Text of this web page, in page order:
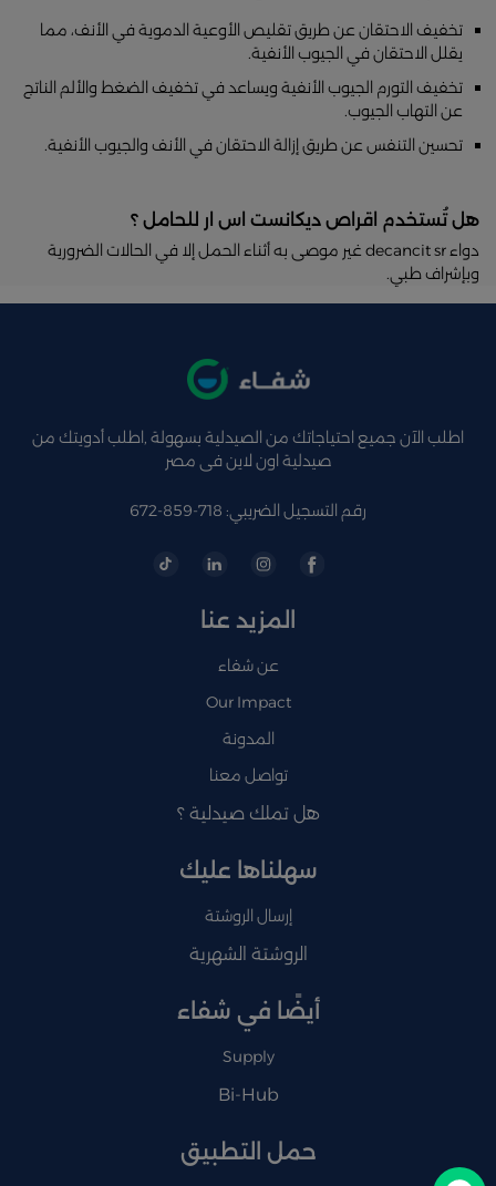
تخفيف الاحتقان عن طريق تقليص الأوعية الدموية في الأنف، مما
يقلل الاحتقان في الجيوب الأنفية.
تخفيف التورم الجيوب الأنفية ويساعد في تخفيف الضغط والألم الناتج
عن التهاب الجيوب.
تحسين التنفس عن طريق إزالة الاحتقان في الأنف والجيوب الأنفية.
هل تُستخدم اقراص ديكانست اس ار للحامل ؟
دواء decancit sr غير موصى به أثناء الحمل إلا في الحالات الضرورية
وبإشراف طبي.
اطلب الآن جميع احتياجاتك من الصيدلية بسهولة ,اطلب أدويتك من
صيدلية اون لاين فى مصر
رقم التسجيل الضريبي: 718-859-672
المزيد عنا
عن شفاء
Our Impact
المدونة
تواصل معنا
هل تملك صيدلية ؟
سهلناها عليك
إرسال الروشتة
الروشتة الشهرية
أيضًا في شفاء
Supply
Bi-Hub
حمل التطبيق